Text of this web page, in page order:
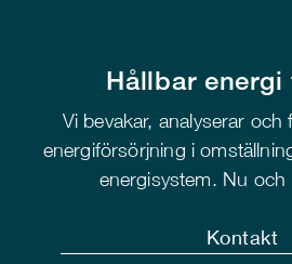
Hållbar
Vi bevakar, analyserar och
energiförsörjning i
energisystem. Nu och
Kontakt